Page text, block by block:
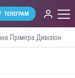
ТЕЛЕГРАМ
Прімера Дивізіон